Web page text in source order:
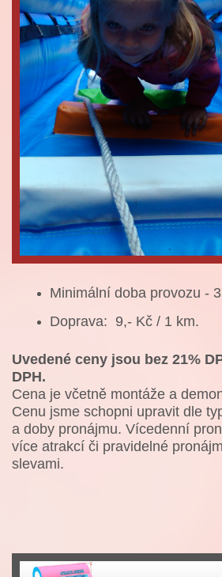
Minimální doba provozu -
Doprava: 9,- Kč / 1 km.
Uvedené ceny jsou bez 21%
DPH.
Cena je včetně montáže a
Cenu jsme schopni upravit dle
a doby pronájmu. Vícedenní
více atrakcí či pravidelné
slevami.